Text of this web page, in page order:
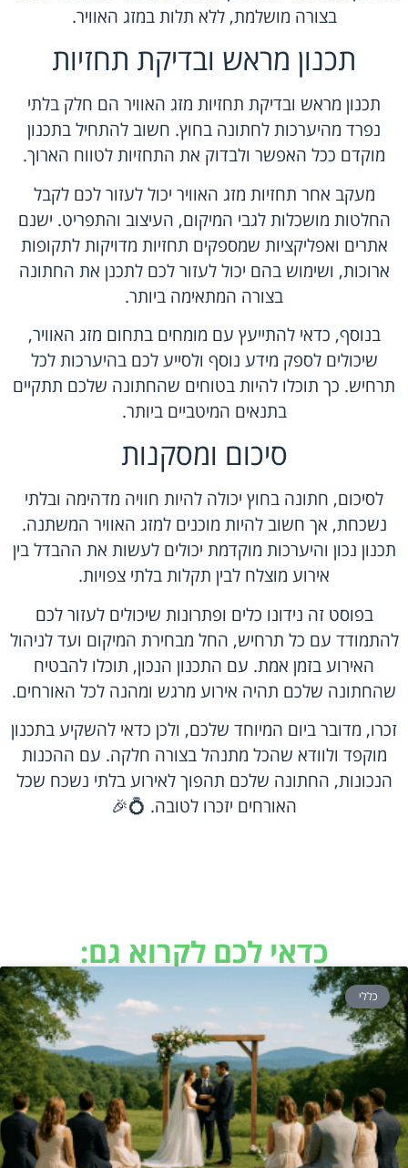
בצורה מושלמת, ללא תלות במזג האוויר.
תכנון מראש ובדיקת תחזיות
תכנון מראש ובדיקת תחזיות מזג האוויר הם חלק בלתי
נפרד מהיערכות לחתונה בחוץ. חשוב להתחיל בתכנון
מוקדם ככל האפשר ולבדוק את התחזיות לטווח הארוך.
מעקב אחר תחזיות מזג האוויר יכול לעזור לכם לקבל
החלטות מושכלות לגבי המיקום, העיצוב והתפריט. ישנם
אתרים ואפליקציות שמספקים תחזיות מדויקות לתקופות
ארוכות, ושימוש בהם יכול לעזור לכם לתכנן את החתונה
בצורה המתאימה ביותר.
בנוסף, כדאי להתייעץ עם מומחים בתחום מזג האוויר,
שיכולים לספק מידע נוסף ולסייע לכם בהיערכות לכל
תרחיש. כך תוכלו להיות בטוחים שהחתונה שלכם תתקיים
בתנאים המיטביים ביותר.
סיכום ומסקנות
לסיכום, חתונה בחוץ יכולה להיות חוויה מדהימה ובלתי
נשכחת, אך חשוב להיות מוכנים למזג האוויר המשתנה.
תכנון נכון והיערכות מוקדמת יכולים לעשות את ההבדל בין
אירוע מוצלח לבין תקלות בלתי צפויות.
בפוסט זה נידונו כלים ופתרונות שיכולים לעזור לכם
להתמודד עם כל תרחיש, החל מבחירת המיקום ועד לניהול
האירוע בזמן אמת. עם התכנון הנכון, תוכלו להבטיח
שהחתונה שלכם תהיה אירוע מרגש ומהנה לכל האורחים.
זכרו, מדובר ביום המיוחד שלכם, ולכן כדאי להשקיע בתכנון
מוקפד ולוודא שהכל מתנהל בצורה חלקה. עם ההכנות
הנכונות, החתונה שלכם תהפוך לאירוע בלתי נשכח שכל
האורחים יזכרו לטובה. 💍🎉
כדאי לכם לקרוא גם:
כללי